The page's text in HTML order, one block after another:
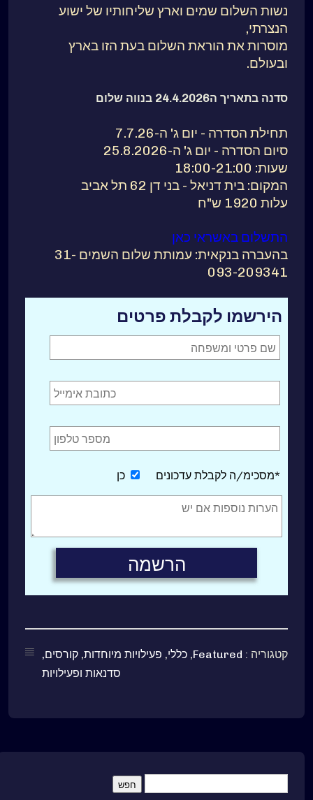
נשות השלום שמים וארץ שליחותיו של ישוע
הנצרתי,
מוסרות את הוראת השלום בעת הזו בארץ
ובעולם.
סדנה בתאריך ה24.4.2026 בנווה שלום
תחילת הסדרה - יום ג' ה-7.7.26
סיום הסדרה - יום ג' ה-25.8.2026
שעות: 18:00-21:00
המקום: בית דניאל - בני דן 62 תל אביב
עלות 1920 ש"ח
התשלום באשראי כאן
בהעברה בנקאית: עמותת שלום השמים 31-
093-209341
הירשמו לקבלת פרטים
*מסכימ/ה לקבלת עדכונים כן
קטגוריה : Featured
, כללי, פעילויות מיוחדות, קורסים,
סדנאות ופעילויות